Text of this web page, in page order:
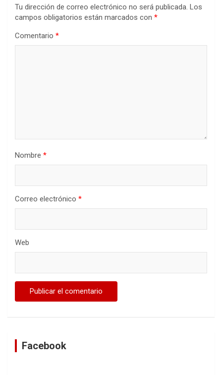
Tu dirección de correo electrónico no será publicada. Los
campos obligatorios están marcados con *
Comentario *
Nombre *
Correo electrónico *
Web
Facebook